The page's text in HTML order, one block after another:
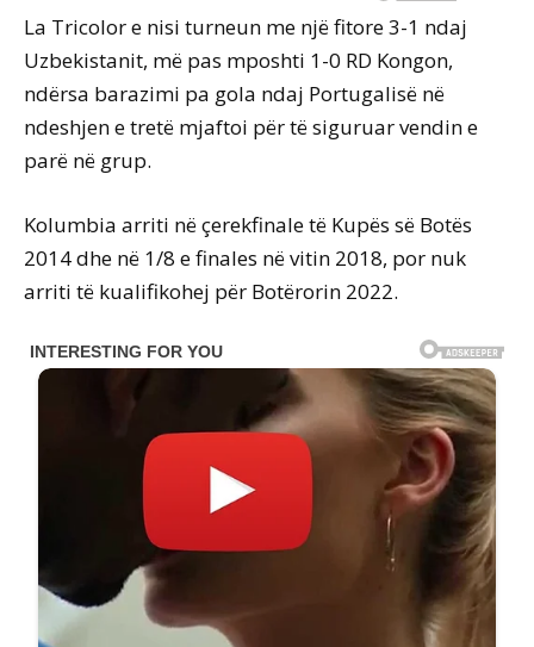
La Tricolor e nisi turneun me një fitore 3-1 ndaj
Uzbekistanit, më pas mposhti 1-0 RD Kongon,
ndërsa barazimi pa gola ndaj Portugalisë në
ndeshjen e tretë mjaftoi për të siguruar vendin e
parë në grup.
Kolumbia arriti në çerekfinale të Kupës së Botës
2014 dhe në 1/8 e finales në vitin 2018, por nuk
arriti të kualifikohej për Botërorin 2022.